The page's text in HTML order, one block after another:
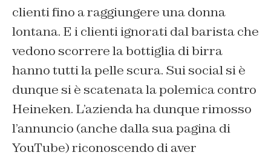
clienti fino a raggiungere una donna
lontana. E i clienti ignorati dal barista che
vedono scorrere la bottiglia di birra
hanno tutti la pelle scura. Sui social si è
dunque si è scatenata la polemica contro
Heineken. L’azienda ha dunque rimosso
l’annuncio (anche dalla sua pagina di
YouTube) riconoscendo di aver